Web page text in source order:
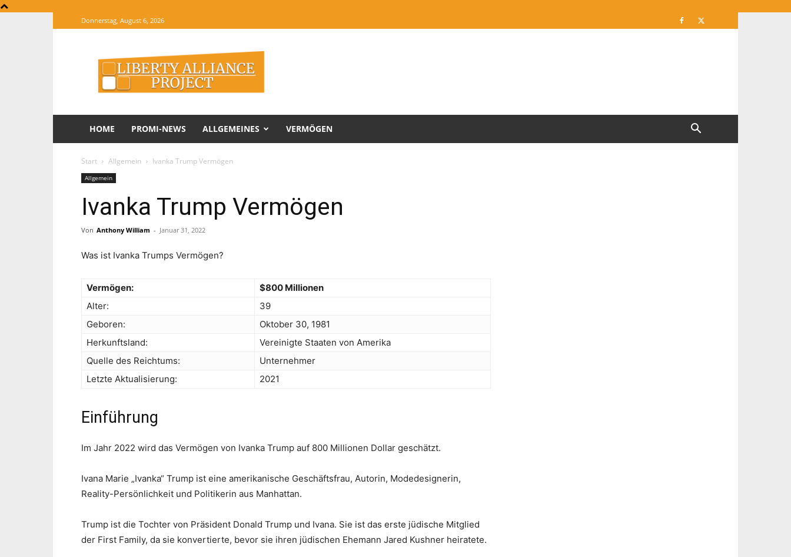
Donnerstag, August 6, 2026
Website
of
Informations
HOME PROMI-NEWS ALLGEMEINES VERMÖGEN
Start Allgemein Ivanka Trump Vermögen
Allgemein
Ivanka Trump Vermögen
Von Anthony William - Januar 31, 2022
Was ist Ivanka Trumps Vermögen?
Vermögen:
$800 Millionen
Alter:
39
Geboren:
Oktober 30, 1981
Herkunftsland:
Vereinigte Staaten von Amerika
Quelle des Reichtums:
Unternehmer
Letzte Aktualisierung:
2021
Einführung
Im Jahr 2022 wird das Vermögen von Ivanka Trump auf 800 Millionen Dollar geschätzt.
Ivana Marie „Ivanka“ Trump ist eine amerikanische Geschäftsfrau, Autorin, Modedesignerin,
Reality-Persönlichkeit und Politikerin aus Manhattan.
Trump ist die Tochter von Präsident Donald Trump und Ivana. Sie ist das erste jüdische Mitglied
der First Family, da sie konvertierte, bevor sie ihren jüdischen Ehemann Jared Kushner heiratete.